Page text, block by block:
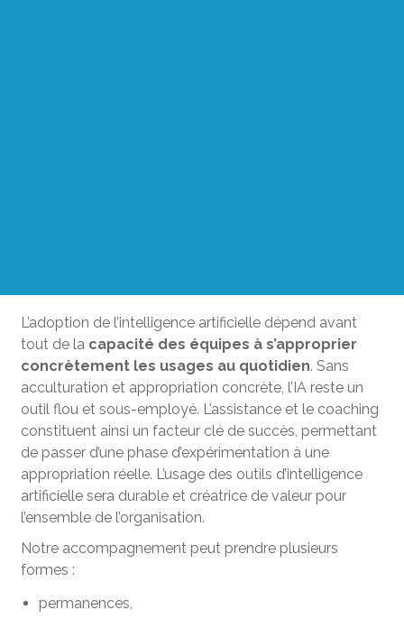
L’adoption de l’intelligence artificielle dépend avant
tout de la capacité des équipes à s’approprier
concrètement les usages au quotidien. Sans
acculturation et appropriation concrète, l’IA reste un
outil flou et sous-employé. L’assistance et le coaching
constituent ainsi un facteur clé de succès, permettant
de passer d’une phase d’expérimentation à une
appropriation réelle. L’usage des outils d’intelligence
artificielle sera durable et créatrice de valeur pour
l’ensemble de l’organisation.
Notre accompagnement peut prendre plusieurs
formes :
permanences,